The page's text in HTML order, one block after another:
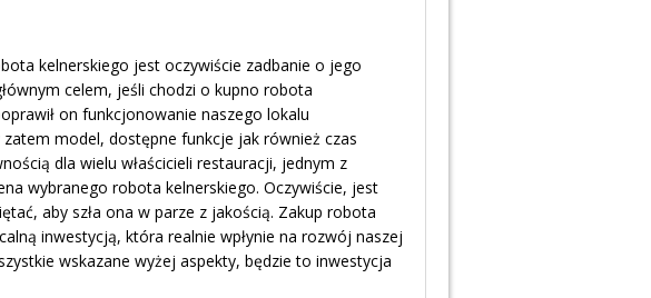
kelnerskiego jest oczywiście zadbanie o jego
celem, jeśli chodzi o kupno robota
on funkcjonowanie naszego lokalu
model, dostępne funkcje jak również czas
dla wielu właścicieli restauracji, jednym z
wybranego robota kelnerskiego. Oczywiście, jest
aby szła ona w parze z jakością. Zakup robota
inwestycją, która realnie wpłynie na rozwój naszej
wskazane wyżej aspekty, będzie to inwestycja